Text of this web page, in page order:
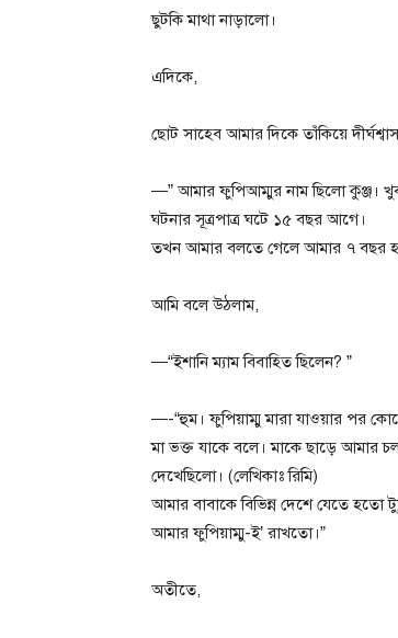
ছুটকি মাথা নাড়ালো।
এদিকে,
ছোট সাহেব আমার দিকে তাঁকিয়ে
—” আমার ফুপিআম্মুর নাম ছিলো কুঞ্জ। খুব
ঘটনার সূত্রপাত্র ঘটে ১৫ বছর আগে।
তখন আমার বলতে গেলে আমার ৭ বছর
আমি বলে উঠলাম,
—“ইশানি ম্যাম বিবাহিত ছিলেন? ”
—-“হুম। ফুপিয়াম্মু মারা যাওয়ার পর
মা ভক্ত যাকে বলে। মাকে ছাড়ে আমার
দেখেছিলো। (লেখিকাঃ রিমি)
আমার বাবাকে বিভিন্ন দেশে যেতে হতো
আমার ফুপিয়াম্মু-ই’ রাখতো।”
অতীতে,